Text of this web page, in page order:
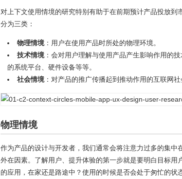
对上下文使用情境的研究特别有助于在前期预计产品投放
分为三类：
物理情境：用户在使用产品时所处的物理环境。
技术情境：会对用户理解与使用产品产生影响作用的
的系统平台、硬件设备等等。
社会情境：对产品的推广传播起到推动作用的互联网社
物理情境
作为产品的设计与开发者，我们通常会将注意力过多的集
外在因素。了解用户、提升体验的第一步就是要明白目标
的应用，在家还是路途中？使用的时候是否会处于匆忙的状